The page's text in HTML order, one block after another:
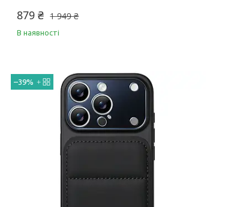
1 949 ₴
879 ₴
В наявності
–39%